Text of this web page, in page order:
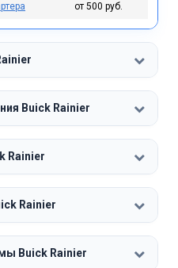
от 500 руб.
Buick Rainier
Rainier
Rainier
Buick Rainier